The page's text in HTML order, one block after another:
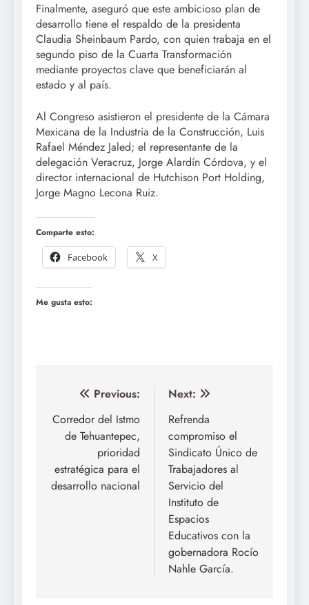
Finalmente, aseguró que este ambicioso plan de
desarrollo tiene el respaldo de la presidenta
Claudia Sheinbaum Pardo, con quien trabaja en el
segundo piso de la Cuarta Transformación
mediante proyectos clave que beneficiarán al
estado y al país.
Al Congreso asistieron el presidente de la Cámara
Mexicana de la Industria de la Construcción, Luis
Rafael Méndez Jaled; el representante de la
delegación Veracruz, Jorge Alardín Córdova, y el
director internacional de Hutchison Port Holding,
Jorge Magno Lecona Ruiz.
Comparte esto:
Facebook
X
Me gusta esto:
Navegación
de
entradas
Previous:
Corredor del Istmo
de Tehuantepec,
prioridad
estratégica para el
desarrollo nacional
Next:
Refrenda
compromiso el
Sindicato Único de
Trabajadores al
Servicio del
Instituto de
Espacios
Educativos con la
gobernadora Rocío
Nahle García.